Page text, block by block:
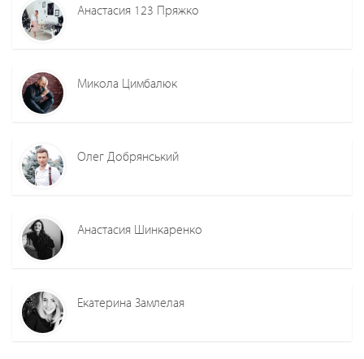
Анастасия 123 Пряжко
Микола Цимбалюк
Олег Добрянський
Анастасия Шинкаренко
Екатерина Замлелая